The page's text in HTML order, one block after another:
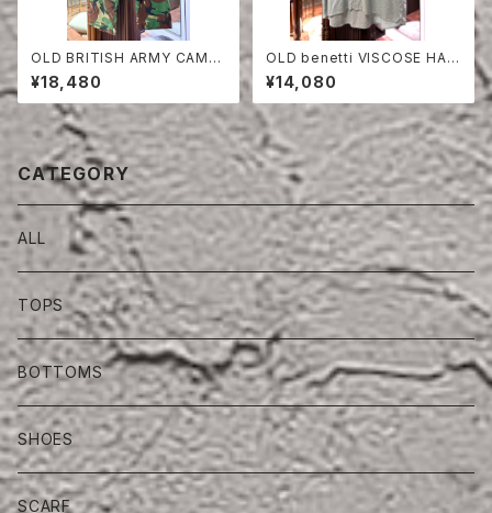
OLD BRITISH ARMY CAMO
UFLAGE TROUSERS
¥18,480
OLD benetti VISCOSE HAL
F SLEEVE SHIRT
¥14,080
CATEGORY
ALL
TOPS
BOTTOMS
SHOES
SCARF